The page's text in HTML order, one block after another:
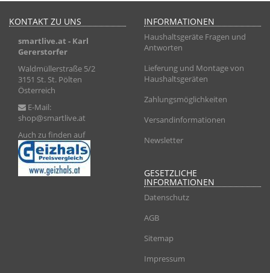
KONTAKT ZU UNS
smartlive.at - Karl
Gererstorfer
Waldmüllerstraße 5/2
3151 St. St. Pölten
Österreich
E-Mail:
shop@smartlive.at
Auch zu finden auf
INFORMATIONEN
Haushaltsgeräte Fragen und
Antworten
Lieferung und Montage von
Haushaltsgeräten
Zahlungsmöglichkeiten
Versandinformationen
Newsletter
GESETZLICHE
INFORMATIONEN
Datenschutz
AGB
Sitemap
Impressum